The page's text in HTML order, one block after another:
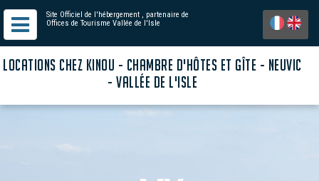
Site Officiel de l'hébergement , partenaire de
Offices de Tourisme Vallée de l'Isle
LOCATIONS CHEZ KINOU - CHAMBRE D'HÔTES ET GÎTE - NEUVIC
- VALLÉE DE L'ISLE